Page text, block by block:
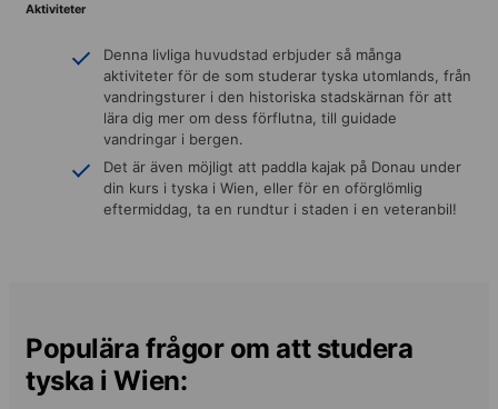
Aktiviteter
Denna livliga huvudstad erbjuder så många
aktiviteter för de som studerar tyska utomlands, från
vandringsturer i den historiska stadskärnan för att
lära dig mer om dess förflutna, till guidade
vandringar i bergen.
Det är även möjligt att paddla kajak på Donau under
din kurs i tyska i Wien, eller för en oförglömlig
eftermiddag, ta en rundtur i staden i en veteranbil!
Populära frågor om att studera
tyska i Wien: